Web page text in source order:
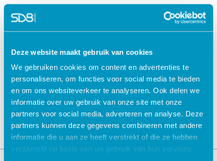
Deze website maakt gebruik van cookies
We gebruiken cookies om content en advertenties te
personaliseren, om functies voor social media te bieden
en om ons websiteverkeer te analyseren. Ook delen we
informatie over uw gebruik van onze site met onze
partners voor social media, adverteren en analyse. Deze
partners kunnen deze gegevens combineren met andere
informatie die u aan ze heeft verstrekt of die ze hebben
verzameld op basis van uw gebruik van hun services.
Jouw data veilig in de cloud